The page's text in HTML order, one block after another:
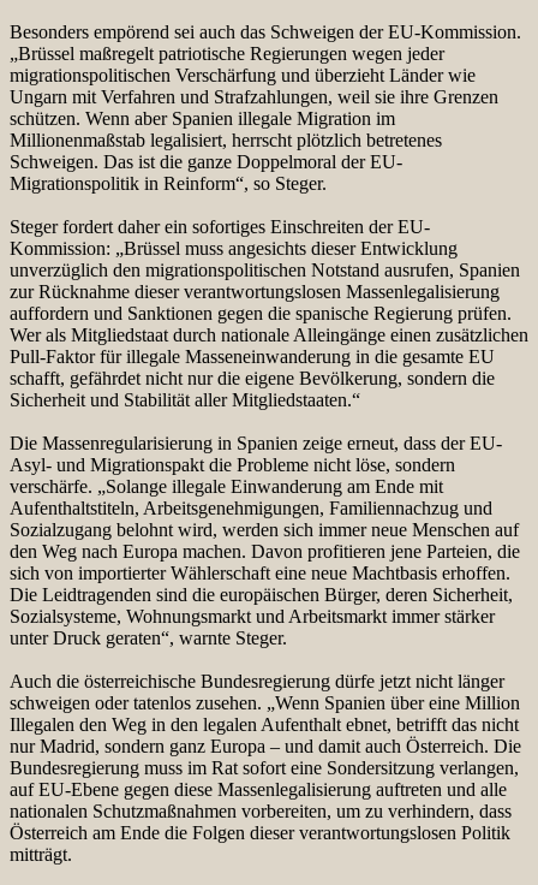
Besonders empörend sei auch das Schweigen der EU-Kommission.
„Brüssel maßregelt patriotische Regierungen wegen jeder
migrationspolitischen Verschärfung und überzieht Länder wie
Ungarn mit Verfahren und Strafzahlungen, weil sie ihre Grenzen
schützen. Wenn aber Spanien illegale Migration im
Millionenmaßstab legalisiert, herrscht plötzlich betretenes
Schweigen. Das ist die ganze Doppelmoral der EU-
Migrationspolitik in Reinform“, so Steger.
Steger fordert daher ein sofortiges Einschreiten der EU-
Kommission: „Brüssel muss angesichts dieser Entwicklung
unverzüglich den migrationspolitischen Notstand ausrufen, Spanien
zur Rücknahme dieser verantwortungslosen Massenlegalisierung
auffordern und Sanktionen gegen die spanische Regierung prüfen.
Wer als Mitgliedstaat durch nationale Alleingänge einen zusätzlichen
Pull-Faktor für illegale Masseneinwanderung in die gesamte EU
schafft, gefährdet nicht nur die eigene Bevölkerung, sondern die
Sicherheit und Stabilität aller Mitgliedstaaten.“
Die Massenregularisierung in Spanien zeige erneut, dass der EU-
Asyl- und Migrationspakt die Probleme nicht löse, sondern
verschärfe. „Solange illegale Einwanderung am Ende mit
Aufenthaltstiteln, Arbeitsgenehmigungen, Familiennachzug und
Sozialzugang belohnt wird, werden sich immer neue Menschen auf
den Weg nach Europa machen. Davon profitieren jene Parteien, die
sich von importierter Wählerschaft eine neue Machtbasis erhoffen.
Die Leidtragenden sind die europäischen Bürger, deren Sicherheit,
Sozialsysteme, Wohnungsmarkt und Arbeitsmarkt immer stärker
unter Druck geraten“, warnte Steger.
Auch die österreichische Bundesregierung dürfe jetzt nicht länger
schweigen oder tatenlos zusehen. „Wenn Spanien über eine Million
Illegalen den Weg in den legalen Aufenthalt ebnet, betrifft das nicht
nur Madrid, sondern ganz Europa – und damit auch Österreich. Die
Bundesregierung muss im Rat sofort eine Sondersitzung verlangen,
auf EU-Ebene gegen diese Massenlegalisierung auftreten und alle
nationalen Schutzmaßnahmen vorbereiten, um zu verhindern, dass
Österreich am Ende die Folgen dieser verantwortungslosen Politik
mitträgt.